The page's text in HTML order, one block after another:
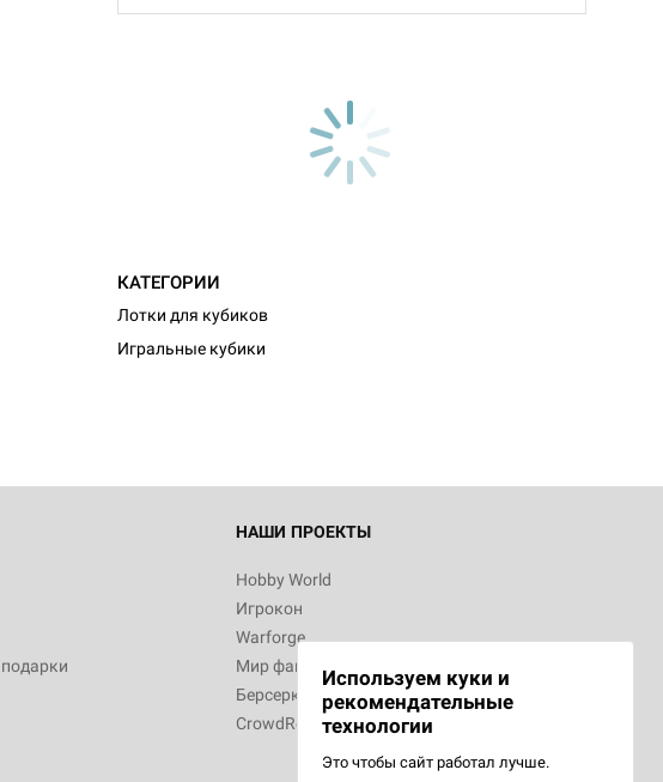
КАТЕГОРИИ
Лотки для кубиков
Игральные кубики
НАШИ ПРОЕКТЫ
Hobby World
Игрокон
Warforge
Мир фантастики
Берсерк
CrowdRepublic
Используем куки и
рекомендательные
технологии
Это чтобы сайт работал лучше.
Hobby World Журнал
Спецвыпуск: Братья
тревога
Hobby World Сумерки
редакция: Грозовой